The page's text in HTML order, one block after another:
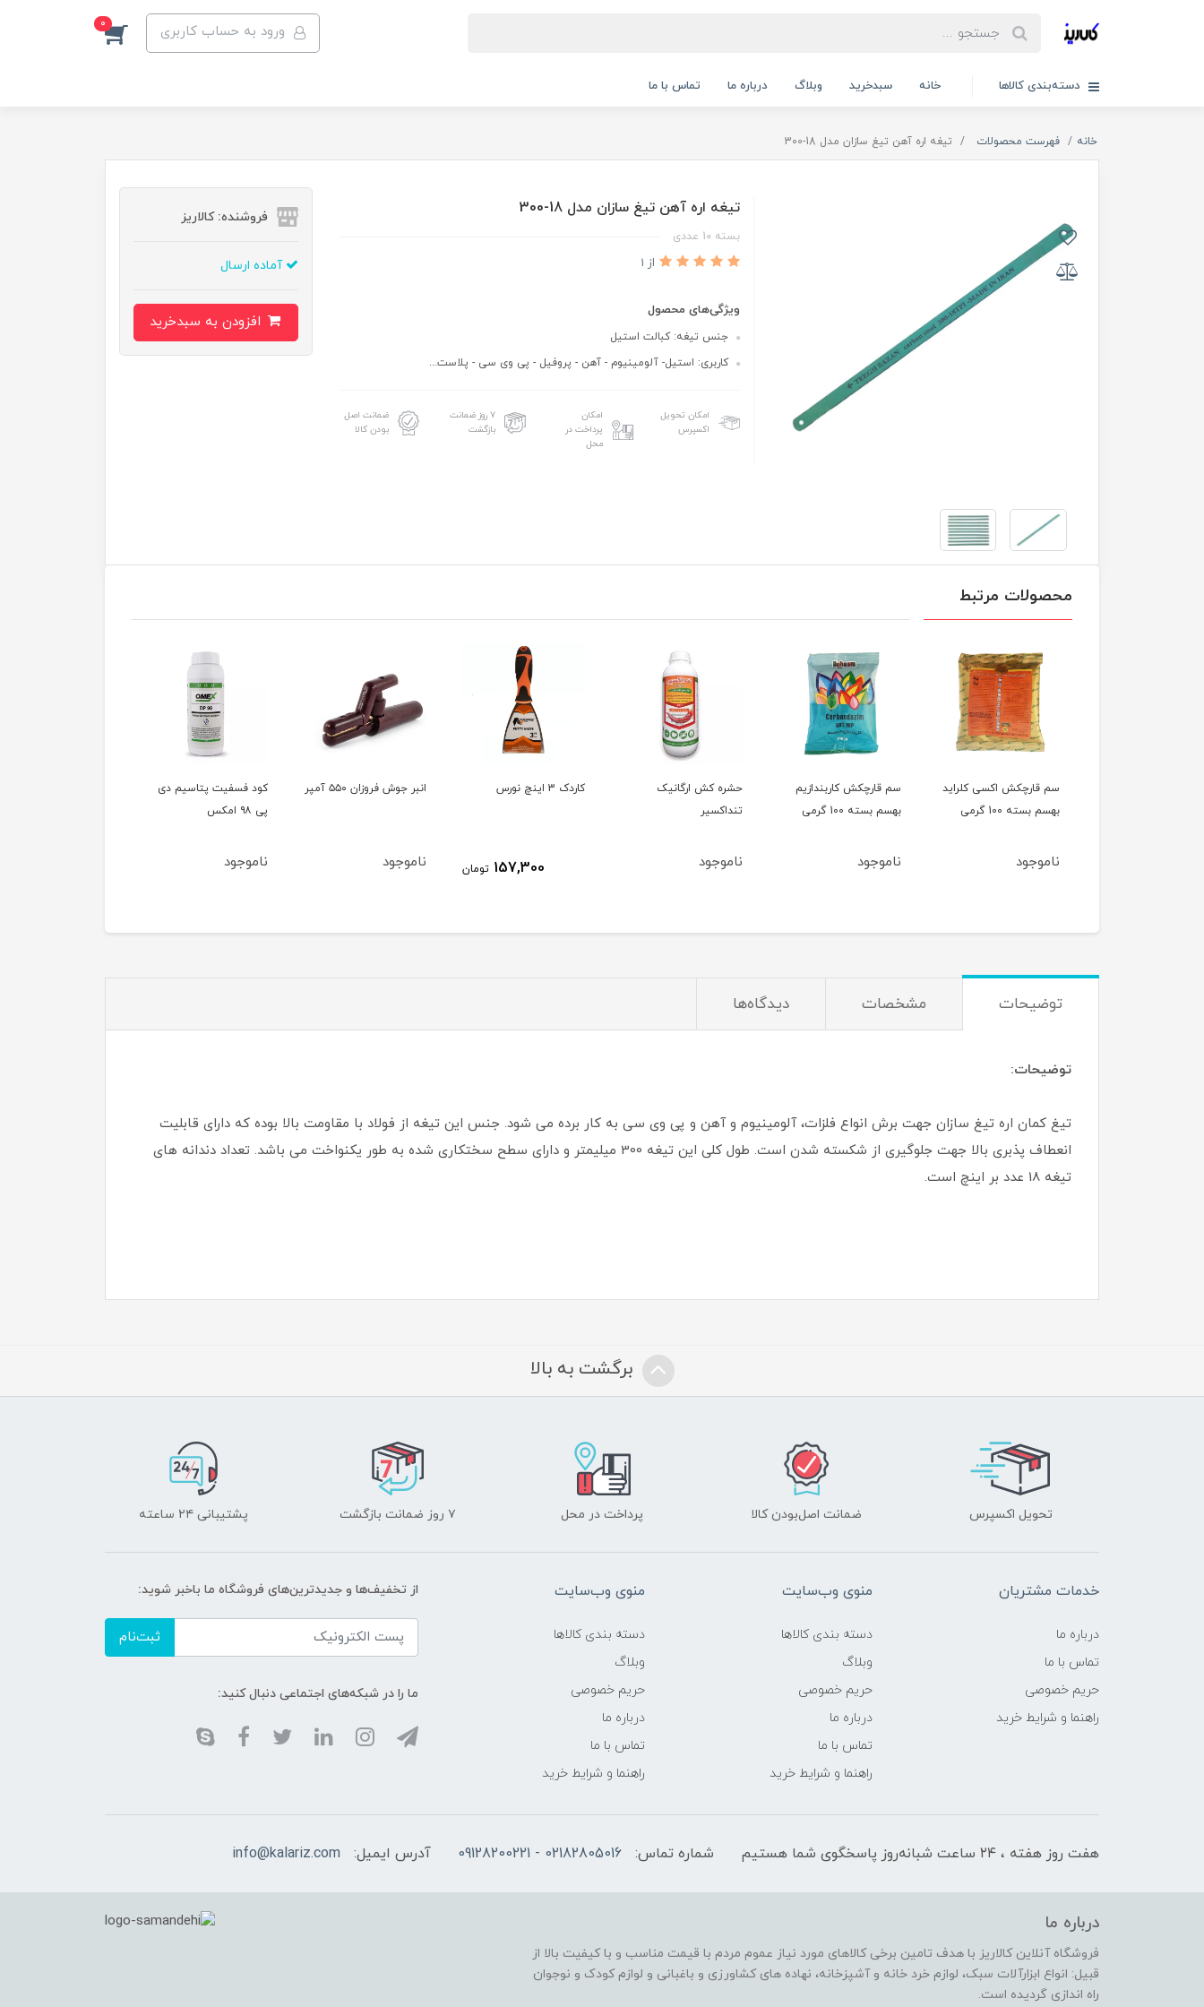
ورود به حساب کاربری 0
دسته‌بندی کالاها خانه سبدخرید وبلاگ درباره ما تماس با ما
خانه فهرست محصولات تیغه اره آهن تیغ سازان مدل 18-300
تیغه اره آهن تیغ سازان مدل 18-300
بسته 10 عددی
از 1
ویژگی‌های محصول
جنس تیغه: کبالت استیل
کاربری: استیل- آلومینیوم - آهن - پروفیل - پی وی سی - پلاست...
امکان تحویل
اکسپرس
امکان
پرداخت در
محل
۷ روز ضمانت
بازگشت
ضمانت اصل
بودن کالا
فروشنده: کالاریز
آماده ارسال
محصولات مرتبط
سم قارچکش کاربندازیم
بهسم بسته 100 گرمی
ناموجود
حشره کش ارگانیک
تنداکسیر
ناموجود
کاردک 3 اینچ نورس انبر جوش فروزان ۵۵۰ آمپر
ناموجود
کود فسفیت پتاسیم دی
ناموجود
کود اگریفوس اگریکم
ترکیه
ناموجود
توضیحات مشخصات دیدگاه‌ها
توضیحات:
تیغ کمان اره تیغ سازان جهت برش انواع فلزات، آلومینیوم و آهن و پی وی سی به کار برده می شود. جنس این تیغه از فولاد با مقاومت بالا بوده که دارای قابلیت
انعطاف پذبری بالا جهت جلوگیری از شکسته شدن است. طول کلی این تیغه 300 میلیمتر و دارای سطح سختکاری شده به طور یکنواخت می باشد. تعداد دندانه های
تیغه 18 عدد بر اینچ است.
برگشت به بالا
تحویل اکسپرس ضمانت اصل‌بودن کالا پرداخت در محل ۷ روز ضمانت بازگشت پشتیبانی ۲۴ ساعته
خدمات مشتریان
درباره ما
تماس با ما
حریم خصوصی
راهنما و شرایط خرید
منوی وب‌سایت
دسته بندی کالاها
وبلاگ
حریم خصوصی
درباره ما
تماس با ما
راهنما و شرایط خرید
منوی وب‌سایت
دسته بندی کالاها
وبلاگ
حریم خصوصی
درباره ما
تماس با ما
راهنما و شرایط خرید
از تخفیف‌ها و جدیدترین‌های فروشگاه ما باخبر شوید:
ثبت‌نام
ما را در شبکه‌های اجتماعی دنبال کنید:
هفت روز هفته ، ۲۴ ساعت شبانه‌روز پاسخگوی شما هستیم شماره تماس: 02182805016 - 09128200221 آدرس ایمیل: info@kalariz.com
درباره ما
فروشگاه آنلاین کالاریز با هدف تامین برخی کالاهای مورد نیاز عموم مردم با قیمت مناسب و با کیفیت بالا از
قبیل: انواع ابزارآلات سبک، لوازم خرد خانه و آشپزخانه، نهاده های کشاورزی و باغبانی و لوازم کودک و نوجوان
راه اندازی گردیده است.